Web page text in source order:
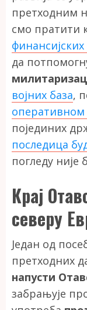
претходним
смо пратити
да
војних база,
појединих
последица
погледу није
Крај
северу
Један од
претходних
напусти
забрањује